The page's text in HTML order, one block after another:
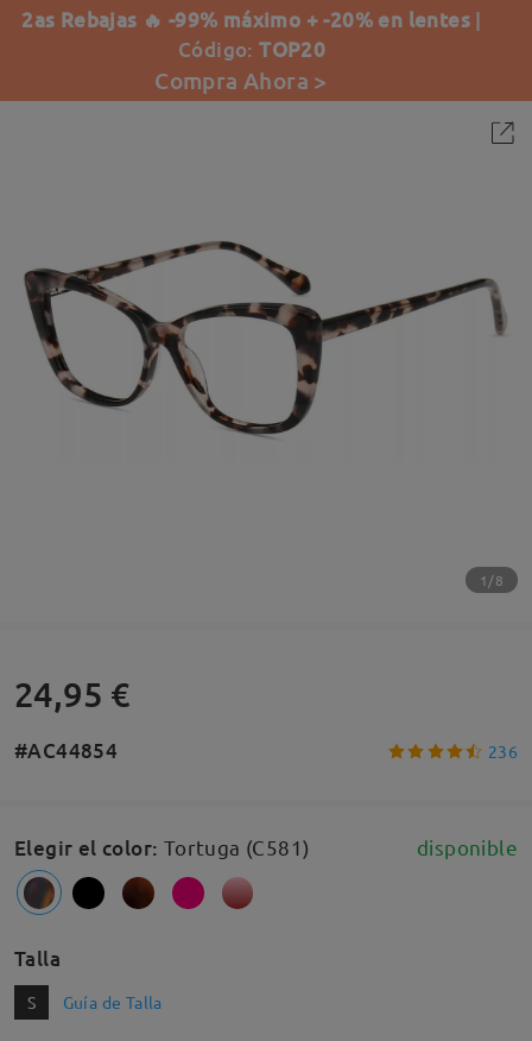
2as Rebajas 🔥 -99% máximo + -20% en lentes |
Código:TOP20
Compra Ahora >
1/8
24,95 €
#AC44854 236
Elegir el color: Tortuga (C581) disponible
Talla
S Guía de Talla